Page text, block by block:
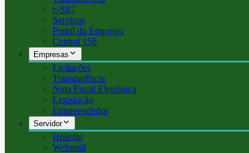
e-SIC
Serviços
Portal do Emprego
Central 156
Empresas
Licitações
Transparência
Nota Fiscal Eletrônica
Legislação
Empreendedor
Servidor
Holerite
Webmail